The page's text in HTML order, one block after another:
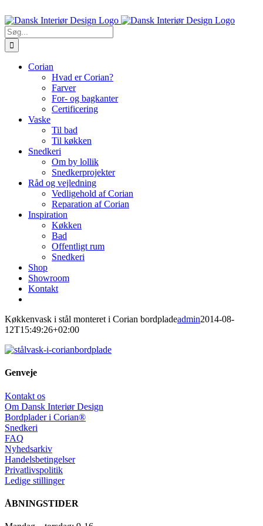
to
content
Søg
efter:
Corian
Hvad er Corian?
Farver
For- og bagkanter
Certificering
Vaske
Til bad
Til køkken
Snedkeri
Om by lollik
Snedkerprojekter
Råd og vejledning
Vedligehold af Corian
Reparation af Corian
Inspiration
Køkken
Bad
Offentligt rum
Snedkeri
Shop
Showroom
Kontakt
Køkkenvask i stål monteret i Corian bordpladeadmin2014-08-
12T15:49:26+02:00
Genveje
Kontakt os
Om Dansk Interiør Design
Bordplader i Corian®
Snedkeri
FAQ
Nyhedsarkiv
Handelsbetingelser
Privatlivspolitik
Ledige stillinger
ÅBNINGSTIDER